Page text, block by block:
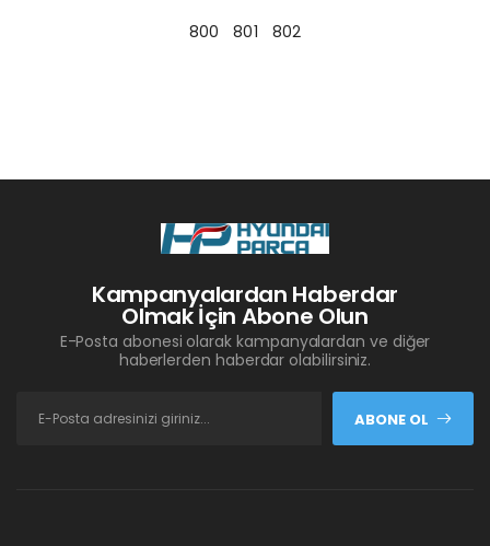
800
801 802
Kampanyalardan Haberdar
Olmak İçin Abone Olun
E-Posta abonesi olarak kampanyalardan ve diğer
haberlerden haberdar olabilirsiniz.
ABONE OL